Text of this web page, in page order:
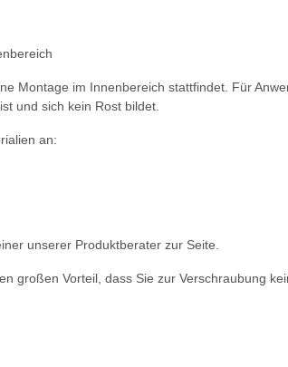
Montage im Innenbereich stattfindet. Für
und sich kein Rost bildet.
an:
unserer Produktberater zur Seite.
großen Vorteil, dass Sie zur Verschraubung